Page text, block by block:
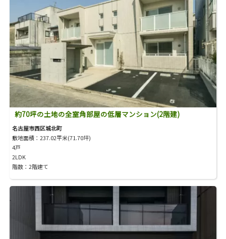
約70坪の土地の全室角部屋の低層マンション(2階建)
名古屋市西区城北町
敷地面積：237.02平米(71.70坪)
4戸
2LDK
階数：2階建て